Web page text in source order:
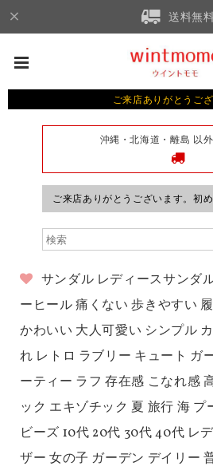
送料無
ご来店ありがとうご
沖縄・北海道・離島 以
ご来店ありがとうございます。初
サンダル レディースサンダ
ーヒール 痛くない 歩きやすい
かわいい 大人可愛い シンプル
れ レトロ ラブリー キュート ガ
ーティー ラフ 存在感 こなれ感
ック エキゾチック 夏 旅行 海
ビーズ 10代 20代 30代 40代 レ
ザー 女の子 ガーデン デイリー